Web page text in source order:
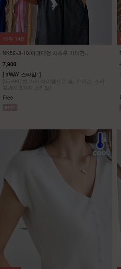
NK52-JI-10/아코디언 시스루 가디건
7,900
[ 3WAY 스타일! ]
[55~99] 한 가지 아이템으로 숄, 가디건, 스카
프까지 3가지 스타일!
Free
리뷰 148